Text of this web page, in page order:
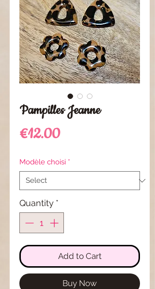
Pampilles Jeanne
€12.00Price
Modèle choisi *
Quantity *
Add to Cart
Buy Now